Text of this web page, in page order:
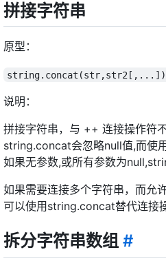
拼接字符串
原型：
string.concat(str,str2[,...])
说明：
拼接字符串，与 ++ 连接操作符
string.concat会忽略null值,而使
如果无参数,或所有参数为
如果需要连接多个字符串，而允
可以使用string.concat替代连接
拆分字符串数组 #